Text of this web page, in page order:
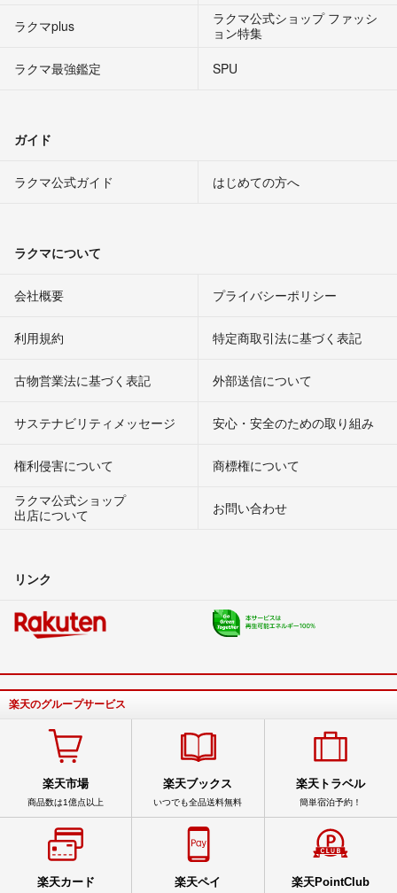
ラクマplus
ラクマ公式ショップ ファッシ
ョン特集
ラクマ最強鑑定
SPU
ガイド
ラクマ公式ガイド はじめての方へ
ラクマについて
会社概要 プライバシーポリシー
利用規約 特定商取引法に基づく表記
古物営業法に基づく表記 外部送信について
サステナビリティメッセージ 安心・安全のための取り組み
権利侵害について
商標権について
ラクマ公式ショップ
出店について
お問い合わせ
リンク
楽天のグループサービス
楽天市場
商品数は1億点以上
楽天ブックス
いつでも全品送料無料
楽天トラベル
簡単宿泊予約！
楽天カード 楽天ペイ 楽天PointClub